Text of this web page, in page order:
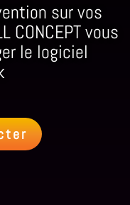
sur vos
CONCEPT vous
le logiciel